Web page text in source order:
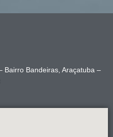
Bairro Bandeiras, Araçatuba –